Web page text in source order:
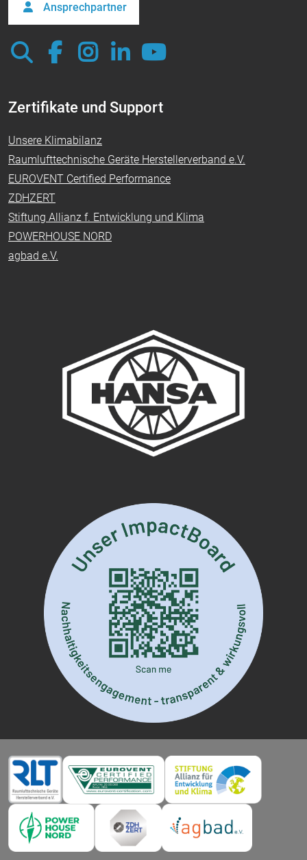
Ansprechpartner
Zertifikate und Support
Unsere Klimabilanz
Raumlufttechnische Geräte Herstellerverband e.V.
EUROVENT Certified Performance
ZDHZERT
Stiftung Allianz f. Entwicklung und Klima
POWERHOUSE NORD
agbad e.V.